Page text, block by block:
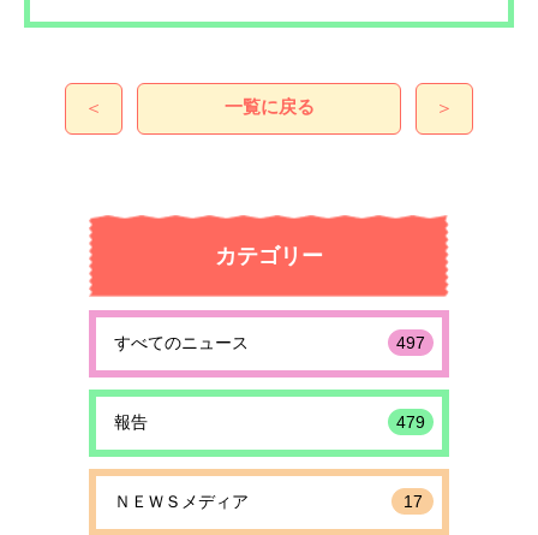
＜ 一覧に戻る ＞
カテゴリー
すべてのニュース 497
報告 479
ＮＥＷＳメディア 17